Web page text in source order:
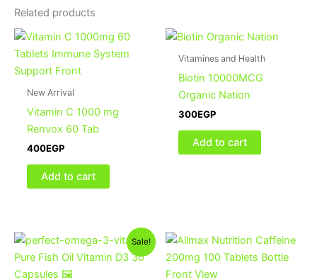
Related products
New Arrival
Vitamin C 1000 mg
Renvox 60 Tab
400EGP
Add to cart
Vitamines and Health
Biotin 10000MCG
Organic Nation
300EGP
Add to cart
Sale!
Original
price
was:
330EGP.
Current
is: